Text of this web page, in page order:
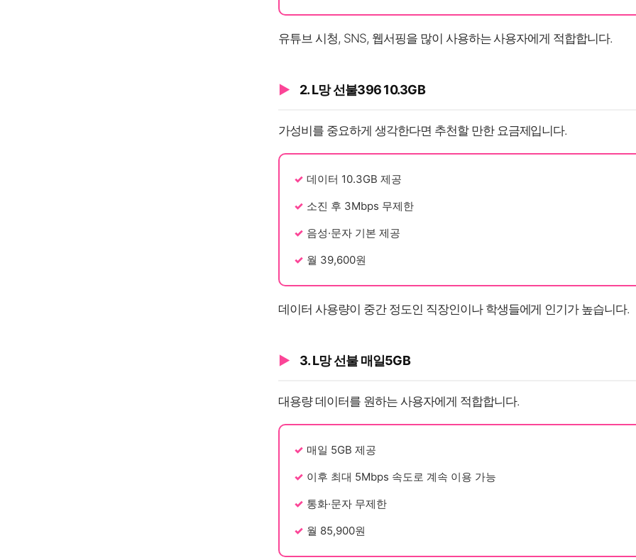
유튜브 시청, SNS, 웹서핑을 많이 사용하는 사용자에게 적합합니다.
2. L망 선불396 10.3GB
가성비를 중요하게 생각한다면 추천할 만한 요금제입니다.
데이터 10.3GB 제공
소진 후 3Mbps 무제한
음성·문자 기본 제공
월 39,600원
데이터 사용량이 중간 정도인 직장인이나 학생들에게 인기가 높습니다.
3. L망 선불 매일5GB
대용량 데이터를 원하는 사용자에게 적합합니다.
매일 5GB 제공
이후 최대 5Mbps 속도로 계속 이용 가능
통화·문자 무제한
월 85,900원